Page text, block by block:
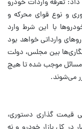
تعرفه واردات خودرو
توجه به فناوری و نوع قوای محرکه و
خودرو‌ها با این شرط وارد
قیمت خودروهای وارداتی خواهد بود
بین مجلس، دولت
موجب شده تا هیچ
می‌شوند.
قیمت گذاری دستوری،